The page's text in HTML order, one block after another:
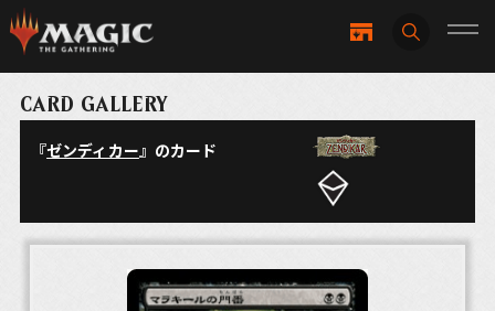
CARD GALLERY
『ゼンディカー』のカード